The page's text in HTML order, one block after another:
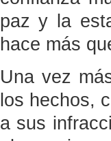
paz y la
hace más
Una vez
los hechos,
a sus